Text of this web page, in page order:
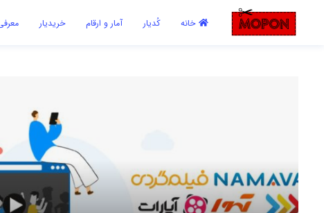
خانه کُدیار آمار و ارقام خریدیار اشتراک گذاری